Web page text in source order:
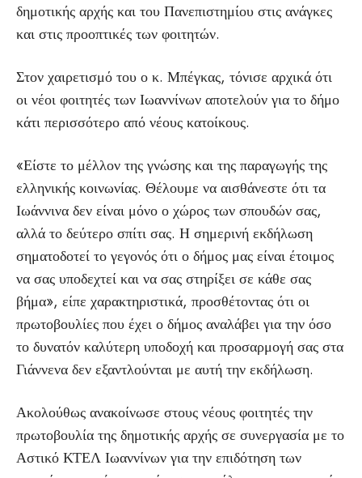
δημοτικής αρχής και του Πανεπιστημίου στις ανάγκες
και στις προοπτικές των φοιτητών.
Στον χαιρετισμό του ο κ. Μπέγκας, τόνισε αρχικά ότι
οι νέοι φοιτητές των Ιωαννίνων αποτελούν για το δήμο
κάτι περισσότερο από νέους κατοίκους.
«Είστε το μέλλον της γνώσης και της παραγωγής της
ελληνικής κοινωνίας. Θέλουμε να αισθάνεστε ότι τα
Ιωάννινα δεν είναι μόνο ο χώρος των σπουδών σας,
αλλά το δεύτερο σπίτι σας. Η σημερινή εκδήλωση
σηματοδοτεί το γεγονός ότι ο δήμος μας είναι έτοιμος
να σας υποδεχτεί και να σας στηρίξει σε κάθε σας
βήμα», είπε χαρακτηριστικά, προσθέτοντας ότι οι
πρωτοβουλίες που έχει ο δήμος αναλάβει για την όσο
το δυνατόν καλύτερη υποδοχή και προσαρμογή σας στα
Γιάννενα δεν εξαντλούνται με αυτή την εκδήλωση.
Ακολούθως ανακοίνωσε στους νέους φοιτητές την
πρωτοβουλία της δημοτικής αρχής σε συνεργασία με το
Αστικό ΚΤΕΛ Ιωαννίνων για την επιδότηση των